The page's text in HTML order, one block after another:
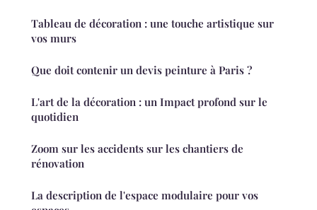
Tableau de décoration : une touche artistique sur
vos murs
Que doit contenir un devis peinture à Paris ?
L'art de la décoration : un Impact profond sur le
quotidien
Zoom sur les accidents sur les chantiers de
rénovation
La description de l'espace modulaire pour vos